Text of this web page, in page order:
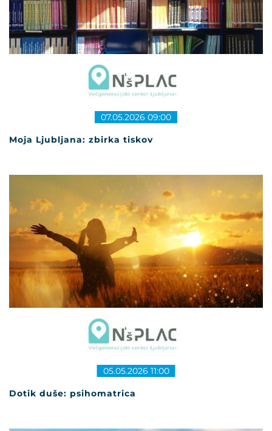
Moja Ljubljana: zbirka tiskov
07.05.2026 09:00
Dotik duše: psihomatrica
05.05.2026 11:00